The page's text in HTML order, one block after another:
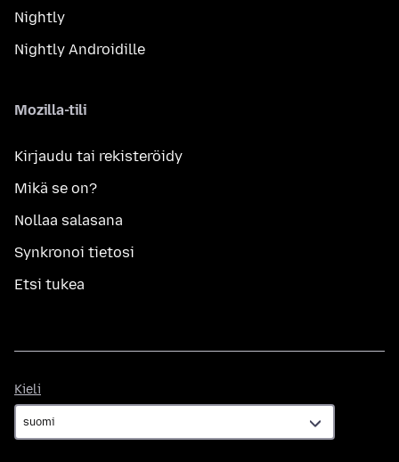
Nightly
Nightly Androidille
Mozilla-tili
Kirjaudu tai rekisteröidy
Mikä se on?
Nollaa salasana
Synkronoi tietosi
Etsi tukea
Kieli